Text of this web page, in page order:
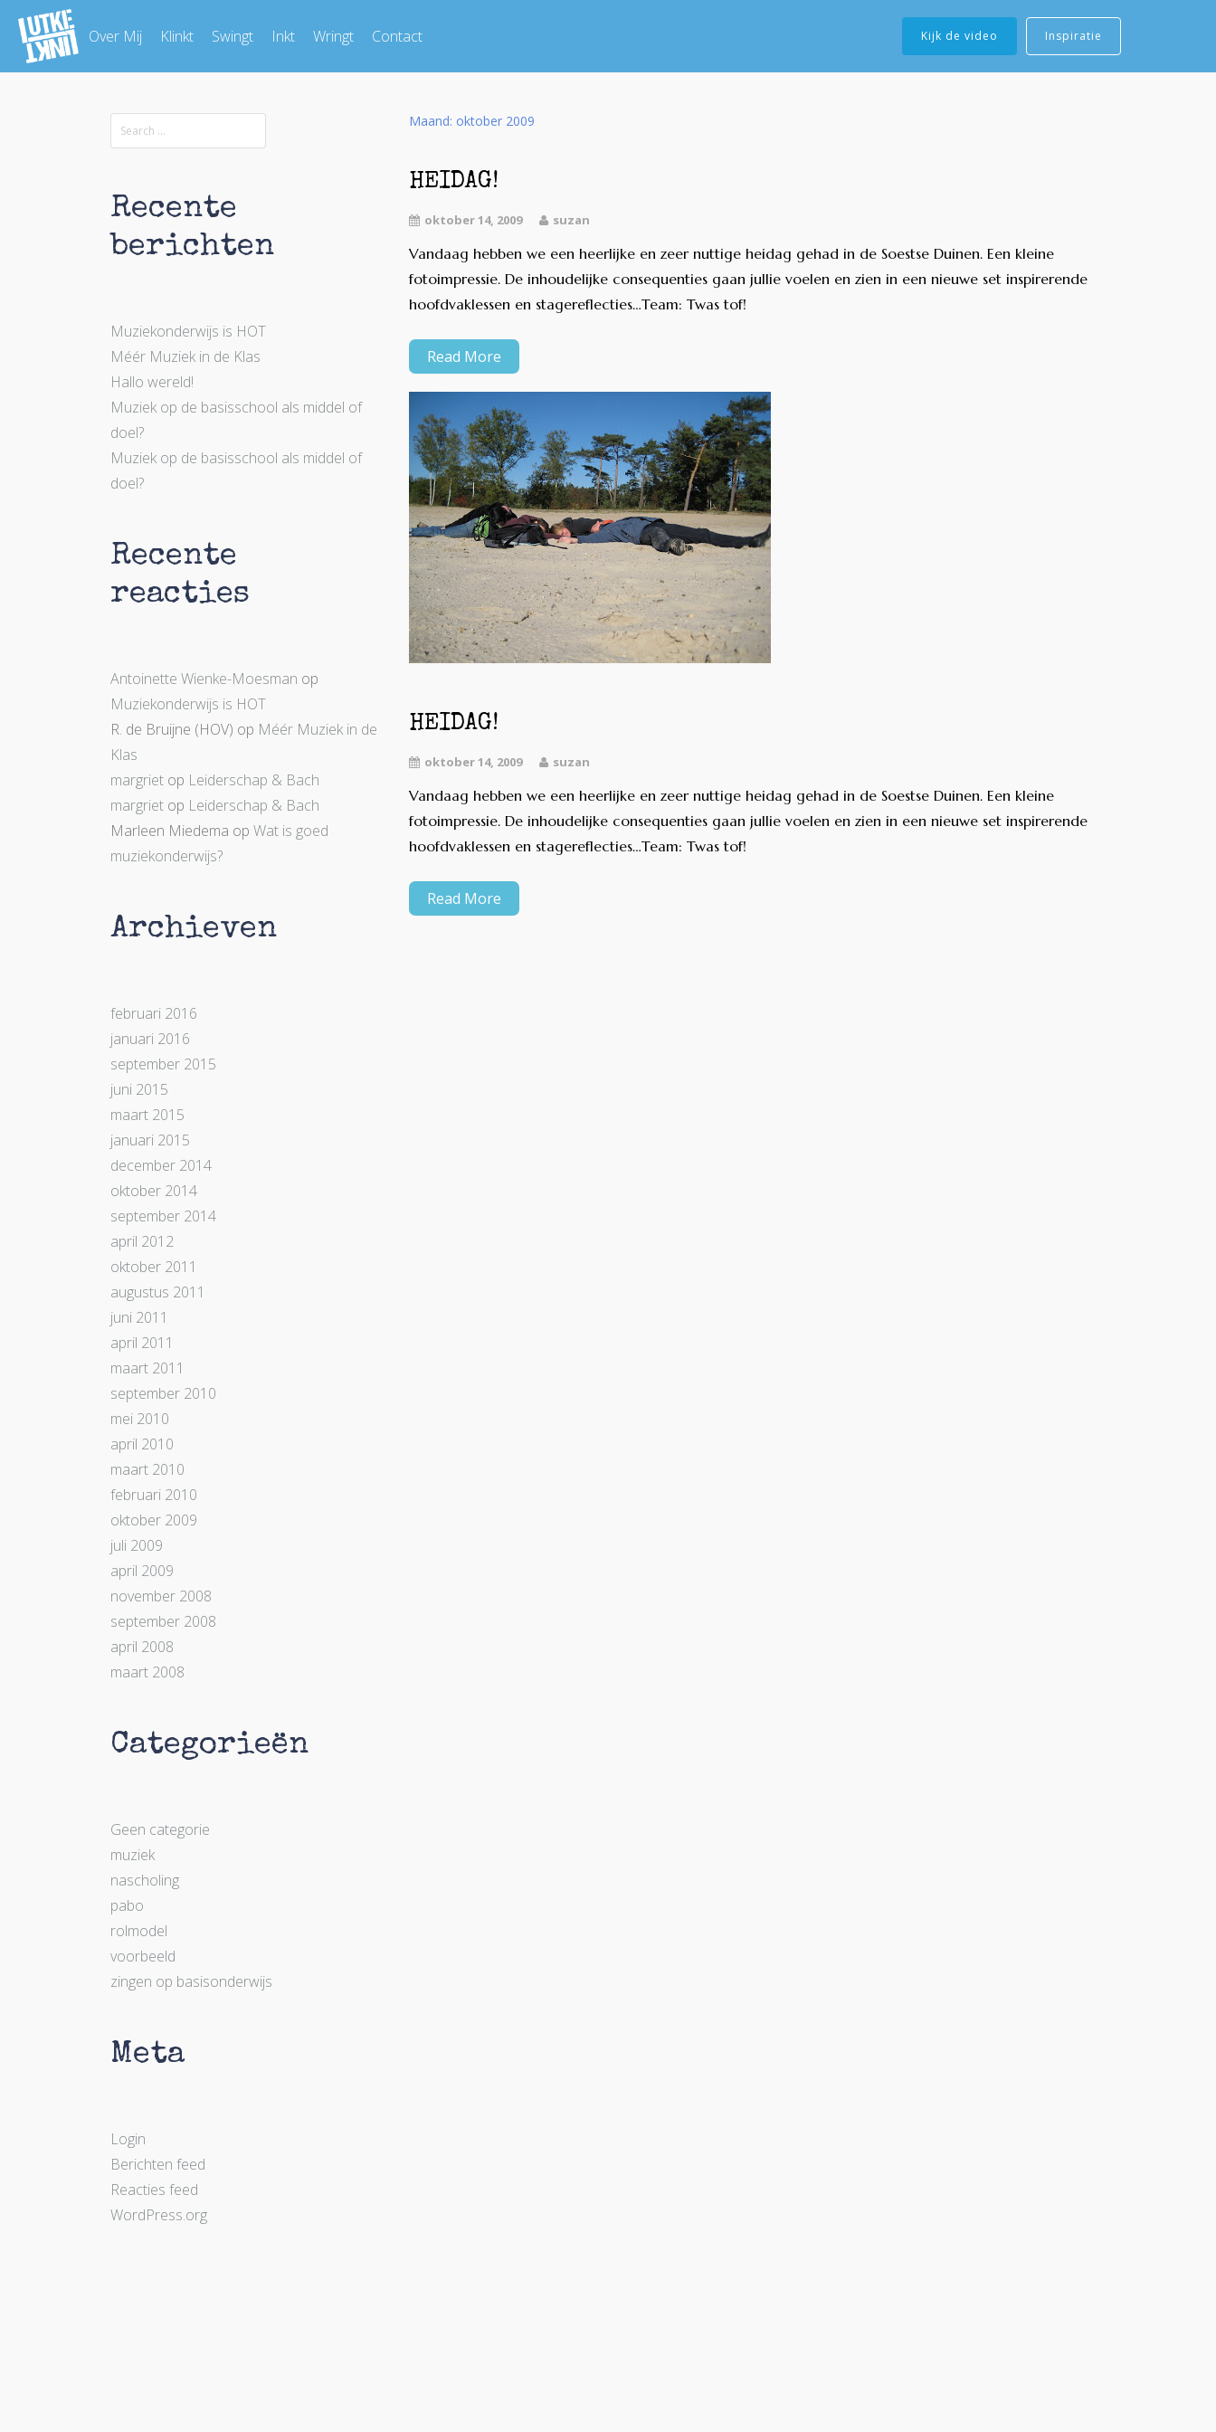
Over Mij Klinkt Swingt Inkt Wringt Contact Kijk de video Inspiratie
Recente
berichten
Muziekonderwijs is HOT
Méér Muziek in de Klas
Hallo wereld!
Muziek op de basisschool als middel of
doel?
Muziek op de basisschool als middel of
doel?
Recente
reacties
Antoinette Wienke-Moesman op
Muziekonderwijs is HOT
R. de Bruijne (HOV) op Méér Muziek in de
Klas
margriet op Leiderschap & Bach
margriet op Leiderschap & Bach
Marleen Miedema op Wat is goed
muziekonderwijs?
Archieven
februari 2016
januari 2016
september 2015
juni 2015
maart 2015
januari 2015
december 2014
oktober 2014
september 2014
april 2012
oktober 2011
augustus 2011
juni 2011
april 2011
maart 2011
september 2010
mei 2010
april 2010
maart 2010
februari 2010
oktober 2009
juli 2009
april 2009
november 2008
september 2008
april 2008
maart 2008
Categorieën
Geen categorie
muziek
nascholing
pabo
rolmodel
voorbeeld
zingen op basisonderwijs
Meta
Login
Berichten feed
Reacties feed
WordPress.org
Maand: oktober 2009
HEIDAG!
oktober 14, 2009 suzan
Vandaag hebben we een heerlijke en zeer nuttige heidag gehad in de Soestse Duinen. Een kleine
fotoimpressie. De inhoudelijke consequenties gaan jullie voelen en zien in een nieuwe set inspirerende
hoofdvaklessen en stagereflecties…Team: Twas tof!
Read More
HEIDAG!
oktober 14, 2009 suzan
Vandaag hebben we een heerlijke en zeer nuttige heidag gehad in de Soestse Duinen. Een kleine
fotoimpressie. De inhoudelijke consequenties gaan jullie voelen en zien in een nieuwe set inspirerende
hoofdvaklessen en stagereflecties…Team: Twas tof!
Read More